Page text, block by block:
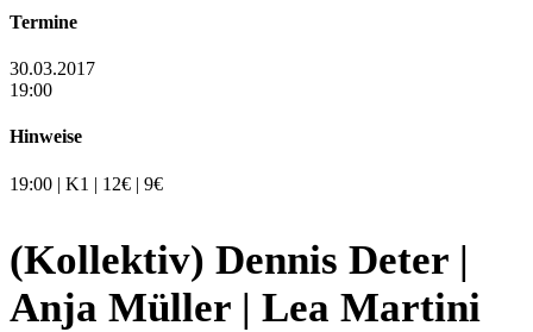
Termine
30.03.2017
19:00
Hinweise
19:00 | K1 | 12€ | 9€
(Kollektiv) Dennis Deter |
Anja Müller | Lea Martini